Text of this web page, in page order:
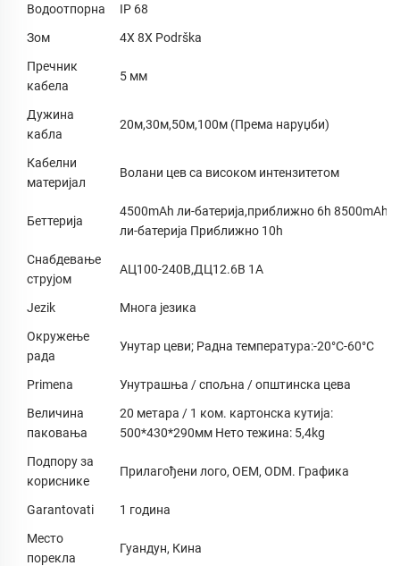
Водоотпорна
IP 68
Зом
4X 8X Podrška
Пречник
кабела
5 мм
Дужина
кабла
20м,30м,50м,100м (Према наруџби)
Кабелни
материјал
Волани цев са високом интензитетом
Беттерија
4500mAh ли-батерија,приближно 6h 8500mAh
ли-батерија Приближно 10h
Снабдевање
струјом
АЦ100-240В,ДЦ12.6В 1А
Jezik
Многа језика
Окружење
рада
Унутар цеви; Радна температура:-20°C-60°C
Primena
Унутрашња / спољна / општинска цева
Величина
паковања
20 метара / 1 ком. картонска кутија:
500*430*290мм Нето тежина: 5,4kg
Подпору за
кориснике
Прилагођени лого, OEM, ODM. Графика
Garantovati
1 година
Место
порекла
Гуандун, Кина